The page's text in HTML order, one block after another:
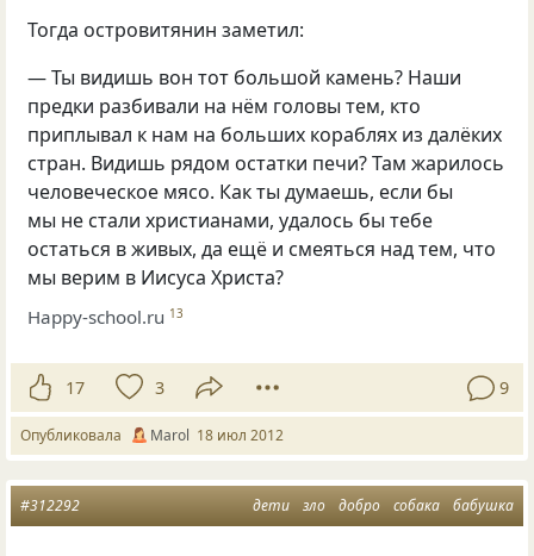
Тогда островитянин заметил:
— Ты видишь вон тот большой камень? Наши
предки разбивали на нём головы тем, кто
приплывал к нам на больших кораблях из далёких
стран. Видишь рядом остатки печи? Там жарилось
человеческое мясо. Как ты думаешь, если бы
мы не стали христианами, удалось бы тебе
остаться в живых, да ещё и смеяться над тем, что
мы верим в Иисуса Христа?
Happy-school.ru 13
17 3 9
Опубликовала Marol 18 июл 2012
дети зло добро собака бабушка
#312292